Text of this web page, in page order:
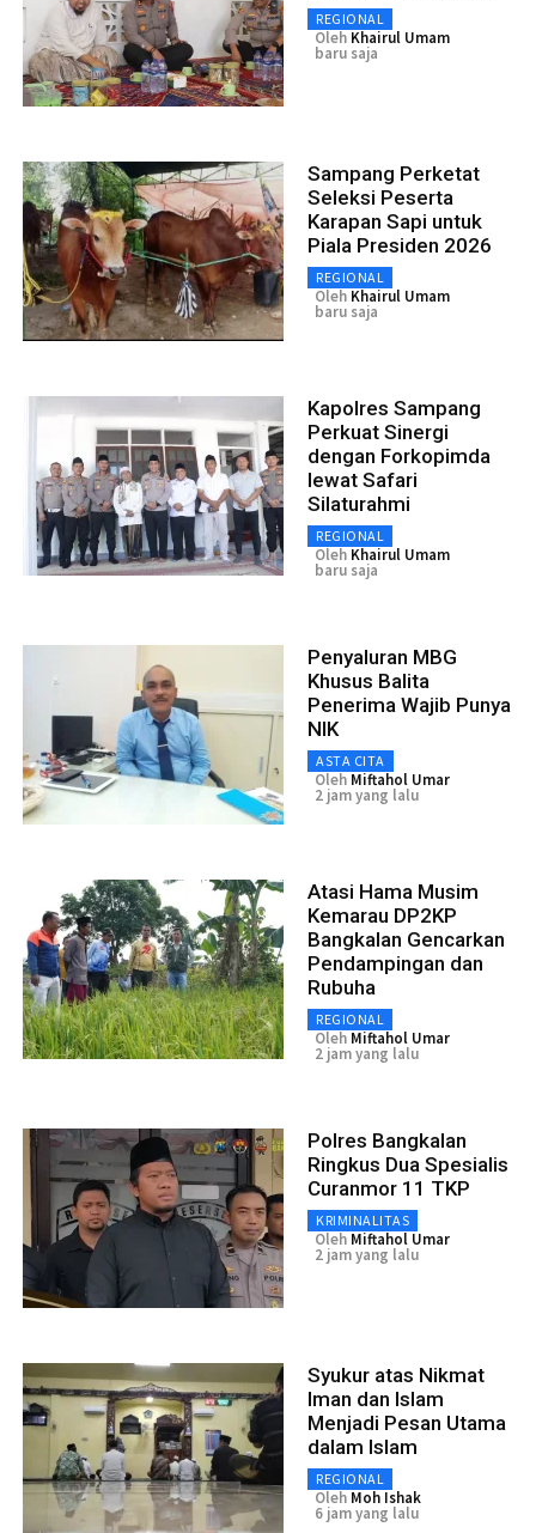
REGIONAL
Oleh Khairul Umam
baru saja
Sampang Perketat
Seleksi Peserta
Karapan Sapi untuk
Piala Presiden 2026
REGIONAL
Oleh Khairul Umam
baru saja
Kapolres Sampang
Perkuat Sinergi
dengan Forkopimda
lewat Safari
Silaturahmi
REGIONAL
Oleh Khairul Umam
baru saja
Penyaluran MBG
Khusus Balita
Penerima Wajib Punya
NIK
ASTA CITA
Oleh Miftahol Umar
2 jam yang lalu
Atasi Hama Musim
Kemarau DP2KP
Bangkalan Gencarkan
Pendampingan dan
Rubuha
REGIONAL
Oleh Miftahol Umar
2 jam yang lalu
Polres Bangkalan
Ringkus Dua Spesialis
Curanmor 11 TKP
KRIMINALITAS
Oleh Miftahol Umar
2 jam yang lalu
Syukur atas Nikmat
Iman dan Islam
Menjadi Pesan Utama
dalam Islam
REGIONAL
Oleh Moh Ishak
6 jam yang lalu